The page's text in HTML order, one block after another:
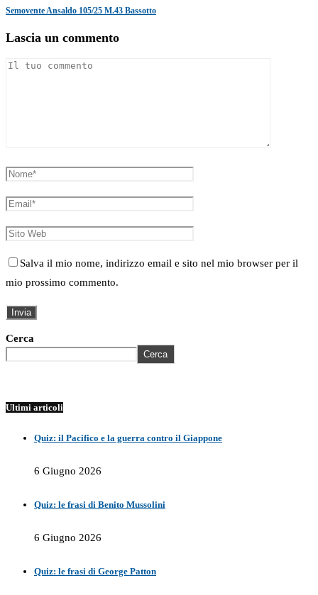
Semovente Ansaldo 105/25 M.43 Bassotto
Lascia un commento
Salva il mio nome, indirizzo email e sito nel mio browser per il
mio prossimo commento.
Cerca
Cerca
Ultimi articoli
Quiz: il Pacifico e la guerra contro il Giappone
6 Giugno 2026
Quiz: le frasi di Benito Mussolini
6 Giugno 2026
Quiz: le frasi di George Patton